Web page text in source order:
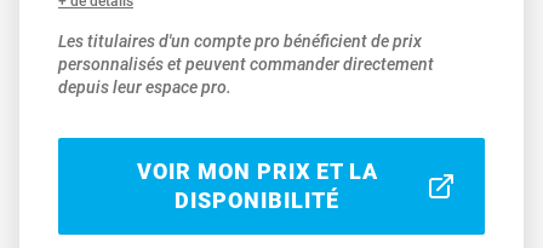
Les titulaires d'un compte pro bénéficient de prix
personnalisés et peuvent commander directement
depuis leur espace pro.
VOIR MON PRIX ET LA
DISPONIBILITÉ